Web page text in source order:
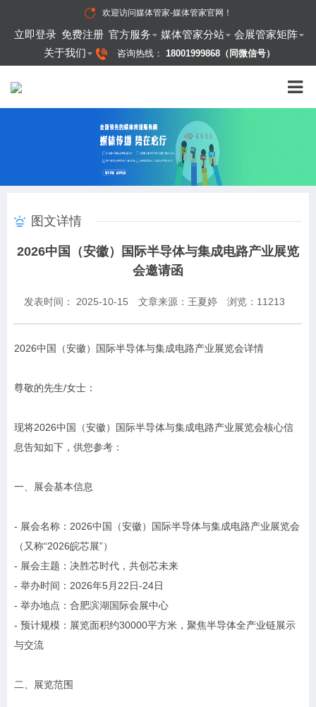
欢迎访问媒体管家-媒体管家官网 ！
立即登录 免费注册 官方服务 媒体管家分站
会展管家矩阵
关于我们
咨询热线： 18001999868（同微信号）
图文详情
2026中国（安徽）国际半导体与集成电路产业展览
会邀请函
发表时间： 2025-10-15 文章来源：王夏婷 浏览： 11213
2026中国（安徽）国际半导体与集成电路产业展览会详情
尊敬的先生/女士：
现将2026中国（安徽）国际半导体与集成电路产业展览会核心信
息告知如下，供您参考：
一、展会基本信息
- 展会名称：2026中国（安徽）国际半导体与集成电路产业展览会
（又称“2026皖芯展”）
- 展会主题：决胜芯时代，共创芯未来
- 举办时间：2026年5月22日-24日
- 举办地点：合肥滨湖国际会展中心
- 预计规模：展览面积约30000平方米，聚焦半导体全产业链展示
与交流
二、展览范围